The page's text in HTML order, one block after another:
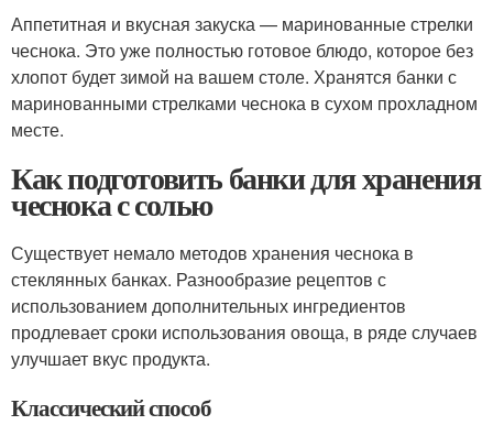
Аппетитная и вкусная закуска — маринованные стрелки
чеснока. Это уже полностью готовое блюдо, которое без
хлопот будет зимой на вашем столе. Хранятся банки с
маринованными стрелками чеснока в сухом прохладном
месте.
Как подготовить банки для хранения
чеснока с солью
Существует немало методов хранения чеснока в
стеклянных банках. Разнообразие рецептов с
использованием дополнительных ингредиентов
продлевает сроки использования овоща, в ряде случаев
улучшает вкус продукта.
Классический способ